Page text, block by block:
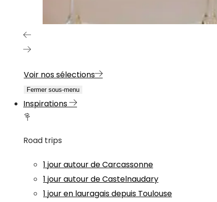
Voir nos sélections
Fermer sous-menu
Inspirations
Road trips
1 jour autour de Carcassonne
1 jour autour de Castelnaudary
1 jour en lauragais depuis Toulouse